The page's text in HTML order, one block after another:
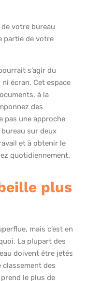
votre bureau
partie de votre
s’agir du
écran. Cet espace
à la
des
pas une approche
bureau sur deux
et à obtenir le
quotidiennement.
plus
mais c’est en
La plupart des
doivent être jetés
des
le plus de